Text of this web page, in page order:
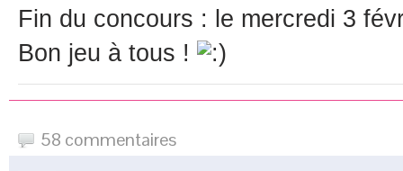
Fin du concours : le mercredi 3
Bon jeu à tous !
58 commentaires